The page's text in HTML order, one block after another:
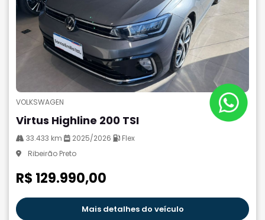
VOLKSWAGEN
Virtus Highline 200 TSI
33.433 km 2025/2026
Flex
Ribeirão Preto
R$ 129.990,00
Mais detalhes do veículo